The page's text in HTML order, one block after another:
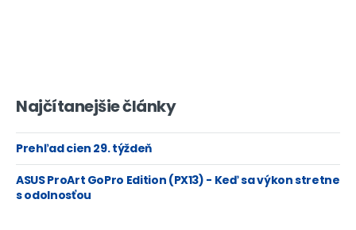
Najčítanejšie články
Prehľad cien 29. týždeň
ASUS ProArt GoPro Edition (PX13) - Keď sa výkon stretne
s odolnosťou